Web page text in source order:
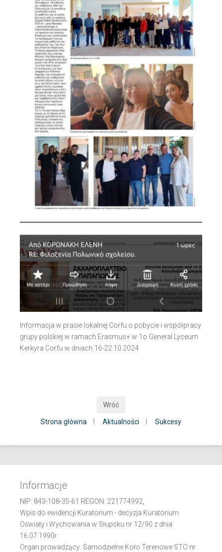
Informacja w prasie lokalnej Corfu o pobycie i współpracy
grupy polskiej w ramach Erasmus+ w 1o General Lyceum
Kerkyra Corfu w dniach 16-22.10.2024
Wróć
Strona główna Aktualności Sukcesy
Informacje
NIP: 843-108-35-61 REGON: 221774992,
Wpis do ewidencji Kuratorium - decyzja Kuratorium
Oświaty i Wychowania w Słupsku nr 12/90 z dnia
16.07.1990r.
Organ prowadzący: Samodzielne Koło Terenowe STO nr